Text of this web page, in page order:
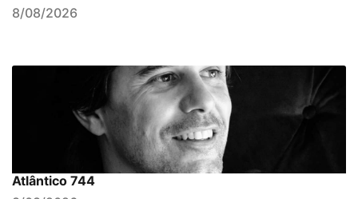
8/08/2026
Atlântico 744